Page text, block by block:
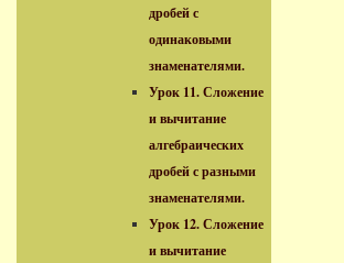
дробей с
одинаковыми
знаменателями.
Урок 11. Сложение
и вычитание
алгебраических
дробей с разными
знаменателями.
Урок 12. Сложение
и вычитание